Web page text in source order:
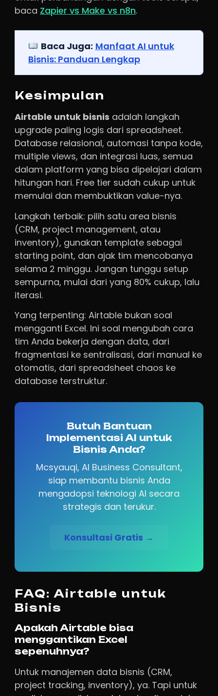
baca Zapier vs Make vs n8n.
Baca Juga: Manfaat AI untuk
Bisnis: Panduan Lengkap
Kesimpulan
Airtable untuk bisnis adalah langkah
upgrade paling logis dari spreadsheet.
Database relasional, automasi tanpa kode,
multiple views, dan integrasi luas, semua
dalam platform yang bisa dipelajari dalam
hitungan hari. Free tier sudah cukup untuk
memulai dan membuktikan value-nya.
Langkah terbaik: pilih satu area bisnis
(CRM, project management, atau
inventory), gunakan template sebagai
starting point, dan ajak tim mencobanya
selama 2 minggu. Jangan tunggu setup
sempurna, mulai dari yang 80% cukup, lalu
iterasi.
Yang terpenting: Airtable bukan soal
mengganti Excel. Ini soal mengubah cara
tim Anda bekerja dengan data, dari
fragmentasi ke sentralisasi, dari manual ke
otomatis, dari spreadsheet chaos ke
database terstruktur.
Butuh Bantuan
Implementasi AI untuk
Bisnis Anda?
Mcsyauqi, AI Business Consultant,
siap membantu bisnis Anda
mengadopsi teknologi AI secara
strategis dan terukur.
Konsultasi Gratis →
FAQ: Airtable untuk
Bisnis
Apakah Airtable bisa
menggantikan Excel
sepenuhnya?
Untuk manajemen data bisnis (CRM,
project tracking, inventory), ya. Tapi untuk